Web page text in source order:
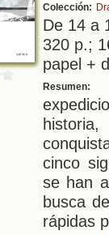
Colección:
De 14 a
320 p.;
papel +
Resumen:
cinco
se han
busca
rápidas